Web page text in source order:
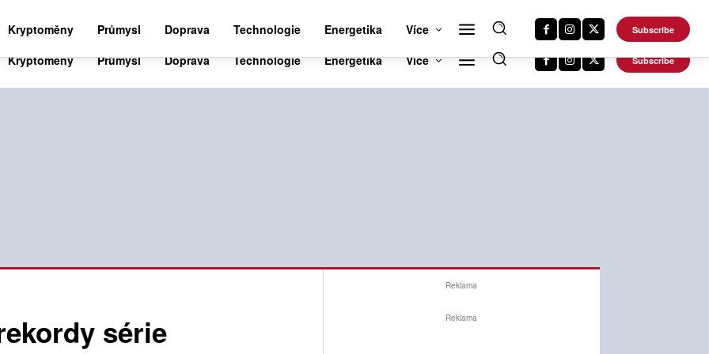
DALŠÍ WEBY
Kryptoměny Průmysl Doprava Technologie Energetika Více Subscribe
série
Reklama
Reklama